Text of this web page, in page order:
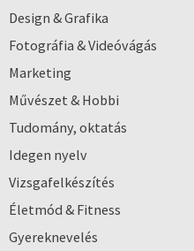
Design & Grafika
Fotográfia & Videóvágás
Marketing
Művészet & Hobbi
Tudomány, oktatás
Idegen nyelv
Vizsgafelkészítés
Életmód & Fitness
Gyereknevelés